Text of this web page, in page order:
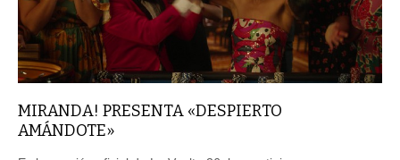
MIRANDA! PRESENTA «DESPIERTO
AMÁNDOTE»